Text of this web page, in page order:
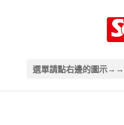
選單請點右邊的圖示→→